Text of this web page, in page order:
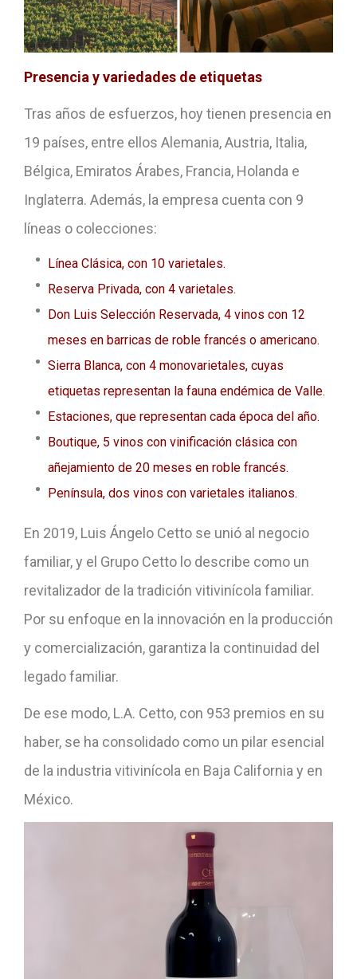
Presencia y variedades de etiquetas
Tras años de esfuerzos, hoy tienen presencia en
19 países, entre ellos Alemania, Austria, Italia,
Bélgica, Emiratos Árabes, Francia, Holanda e
Inglaterra. Además, la empresa cuenta con 9
líneas o colecciones:
Línea Clásica, con 10 varietales.
Reserva Privada, con 4 varietales.
Don Luis Selección Reservada, 4 vinos con 12
meses en barricas de roble francés o americano.
Sierra Blanca, con 4 monovarietales, cuyas
etiquetas representan la fauna endémica de Valle.
Estaciones, que representan cada época del año.
Boutique, 5 vinos con vinificación clásica con
añejamiento de 20 meses en roble francés.
Península, dos vinos con varietales italianos.
En 2019, Luis Ángelo Cetto se unió al negocio
familiar, y el Grupo Cetto lo describe como un
revitalizador de la tradición vitivinícola familiar.
Por su enfoque en la innovación en la producción
y comercialización, garantiza la continuidad del
legado familiar.
De ese modo, L.A. Cetto, con 953 premios en su
haber, se ha consolidado como un pilar esencial
de la industria vitivinícola en Baja California y en
México.